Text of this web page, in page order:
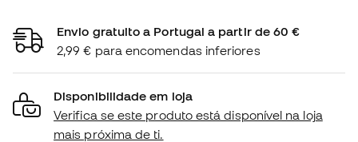
Envio gratuito a Portugal a partir de 60 €
2,99 € para encomendas inferiores
Disponibilidade em loja
Verifica se este produto está disponível na loja
mais próxima de ti.